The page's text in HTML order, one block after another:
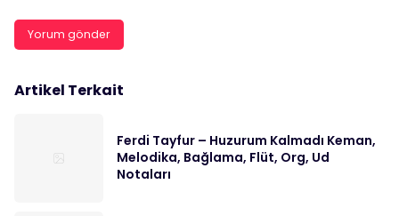
Artikel Terkait
Ferdi Tayfur – Huzurum Kalmadı Keman,
Melodika, Bağlama, Flüt, Org, Ud
Notaları